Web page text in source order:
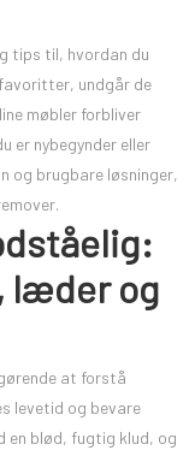
tips til, hvordan du
undgår de
møbler forbliver
er nybegynder eller
og brugbare løsninger,
læder og
at forstå
levetid og bevare
blød, fugtig klud, og